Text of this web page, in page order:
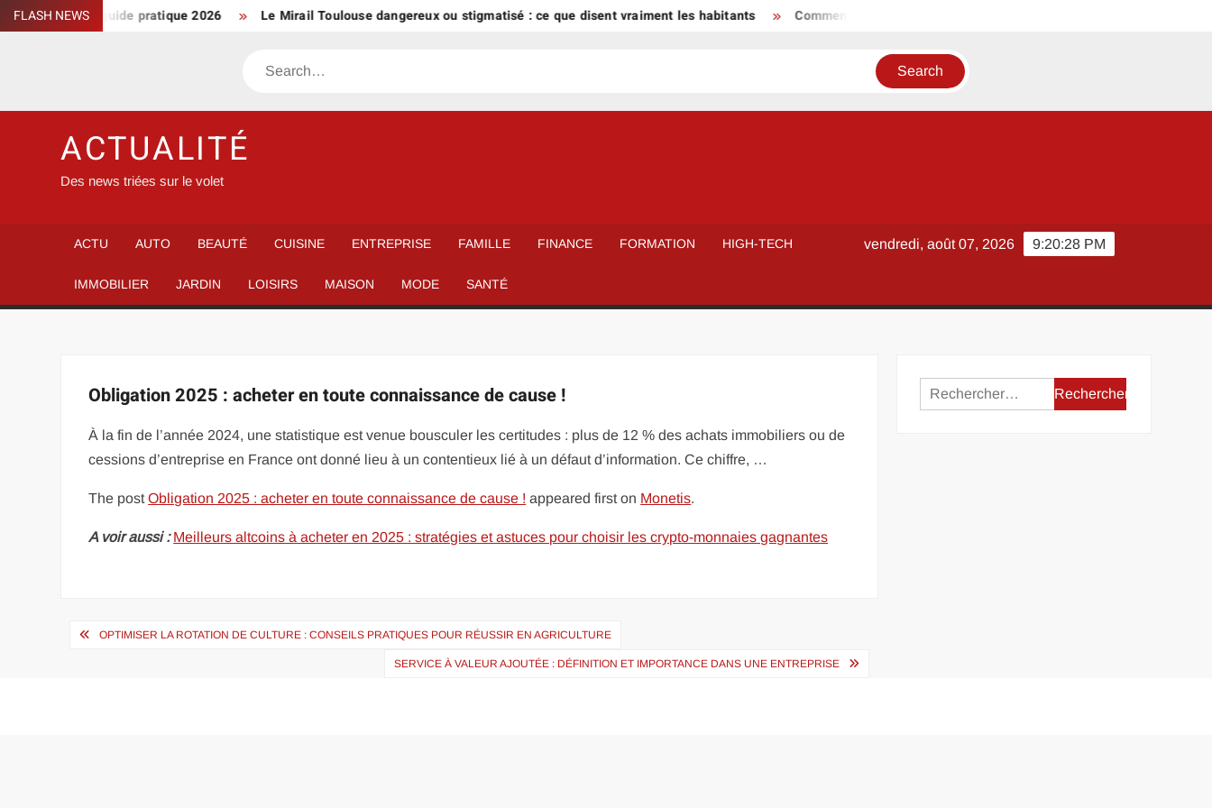
Skip
to
FLASH NEWS
décimales : guide pratique 2026 Le Mirail Toulouse dangereux ou stigmatisé : ce que disent vraiment les habitants Comment vivre en harmonie avec votre signe astrologique chinois
Search
ACTUALITÉ
Des news triées sur le volet
ACTU AUTO BEAUTÉ CUISINE ENTREPRISE FAMILLE FINANCE FORMATION HIGH-TECH
IMMOBILIER JARDIN LOISIRS MAISON MODE SANTÉ
9:20:29 PM
vendredi, août 07, 2026
Obligation 2025 : acheter en toute connaissance de cause !
À la fin de l’année 2024, une statistique est venue bousculer les certitudes : plus de 12 % des achats immobiliers ou de
cessions d’entreprise en France ont donné lieu à un contentieux lié à un défaut d’information. Ce chiffre, …
The postObligation 2025 : acheter en toute connaissance de cause ! appeared first on Monetis.
A voir aussi : Meilleurs altcoins à acheter en 2025 : stratégies et astuces pour choisir les crypto-monnaies gagnantes
Navigation
OPTIMISER LA ROTATION DE CULTURE : CONSEILS PRATIQUES POUR RÉUSSIR EN AGRICULTURE
SERVICE À VALEUR AJOUTÉE : DÉFINITION ET IMPORTANCE DANS UNE ENTREPRISE
Rechercher :